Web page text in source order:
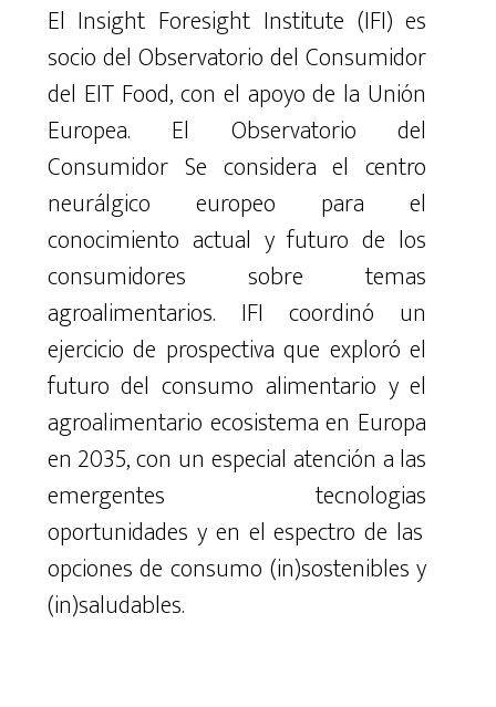
El Insight Foresight Institute (IFI) es
socio del Observatorio del Consumidor
del EIT Food, con el apoyo de la Unión
Europea. El Observatorio del
Consumidor Se considera el centro
neurálgico europeo para el
conocimiento actual y futuro de los
consumidores sobre temas
agroalimentarios. IFIcoordinó un
ejercicio de prospectiva que exploró el
futuro del consumo alimentario y el
agroalimentario ecosistema en Europa
en 2035, con un especial atención a las
emergentes tecnologias
oportunidades y en el espectro de las
opciones de consumo (in)sostenibles y
(in)saludables.